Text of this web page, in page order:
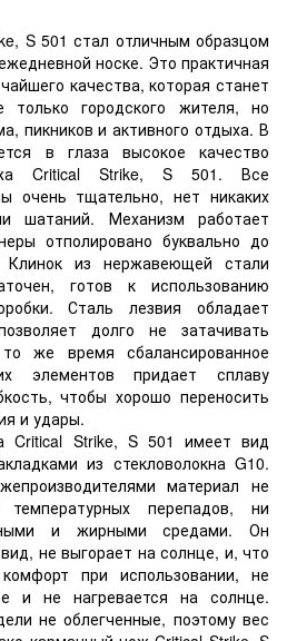
S 501 стал отличным образцом
носке. Это практичная
качества, которая станет
только городского жителя, но
пикников и активного отдыха. В
в глаза высокое качество
Critical Strike, S 501. Все
очень тщательно, нет никаких
шатаний. Механизм работает
отполировано буквально до
Клинок из нержавеющей стали
готов к использованию
Сталь лезвия обладает
долго не затачивать
же время сбалансированное
элементов придает сплаву
чтобы хорошо переносить
и удары.
Critical Strike, S 501 имеет вид
из стекловолокна G10.
материал не
перепадов, ни
и жирными средами. Он
не выгорает на солнце, и, что
при использовании, не
и не нагревается на солнце.
не облегченные, поэтому вес